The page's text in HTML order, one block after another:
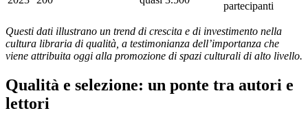
partecipanti
Questi dati illustrano un trend di crescita e di investimento nella
cultura libraria di qualità, a testimonianza dell’importanza che
viene attribuita oggi alla promozione di spazi culturali di alto livello.
Qualità e selezione: un ponte tra autori e
lettori